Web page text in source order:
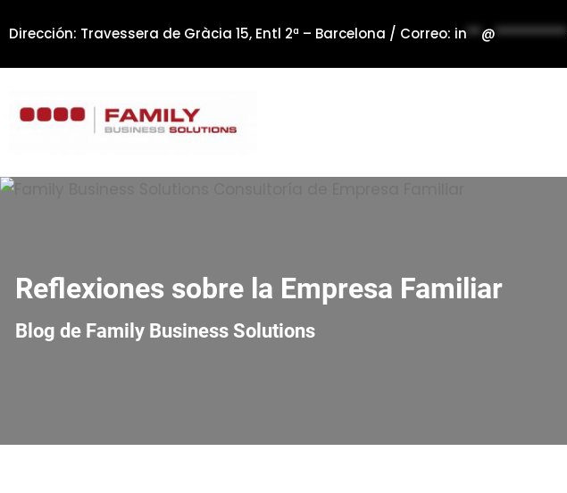
al
contenido
Dirección: Travessera de Gràcia 15, Entl 2ª – Barcelona / Correo: in**@**********
Reflexiones sobre la Empresa Familiar
Blog de Family Business Solutions